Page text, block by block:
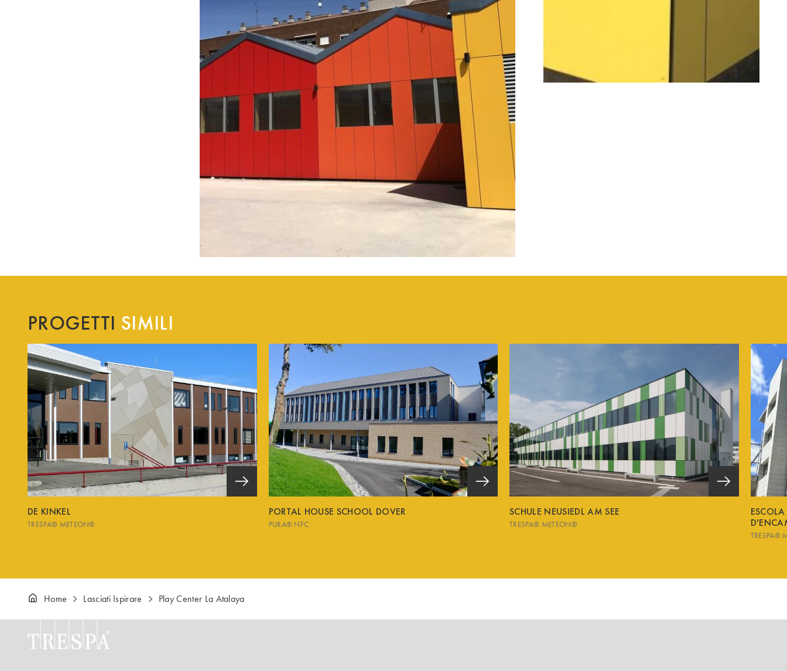
PROGETTI SIMILI
DE KINKEL
TRESPA® METEON®
PORTAL HOUSE SCHOOL DOVER
PURA® NFC
SCHULE NEUSIEDL AM SEE
TRESPA® METEON®
TRESPA®
Home Lasciati Ispirare Play Center La Atalaya